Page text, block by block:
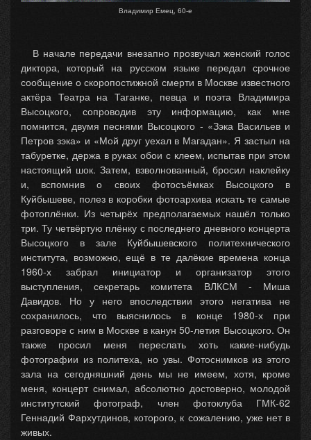
Владимир Емец, 60-е
В начале передачи внезапно прозвучал женский голос
диктора, который на русском языке передал срочное
сообщение о скоропостижной смерти в Москве известного
актёра Театра на Таганке, певца и поэта Владимира
Высоцкого, сопроводив эту информацию, как мне
помнится, двумя песнями Высоцкого - «Зэка Васильев и
Петров зэка» и «Мой друг уехал в Магадан». Я застыл на
табуретке, держа в руках обои с клеем, испытав при этом
настоящий шок. Затем, взволнованный, бросил наклейку
и, вспомнив о своих фотосъёмках Высоцкого в
Куйбышеве, полез в коробки фотоархива искать те самые
фотоплёнки. Из четырёх предполагаемых нашёл только
три. Ту четвёртую плёнку с последнего дневного концерта
Высоцкого в зале Куйбышевского политехнического
института, возможно, ещё в те далёкие времена конца
1960-х забрал инициатор и организатор этого
выступления, секретарь комитета ВЛКСМ - Миша
Давидов. Но у него впоследствии этого негатива не
сохранилось, что выяснилось в конце 1980-х при
разговоре с ним в Москве в канун 50-летия Высоцкого. Он
также просил меня переслать хоть какие-нибудь
фотографии из политеха, но увы. Фотоснимков из этого
зала на сегодняшний день мы не имеем, хотя, кроме
меня, концерт снимал, абсолютно достоверно, молодой
институтский фотограф, член фотоклуба ГМК-62
Геннадий Фархутдинов, которого, к сожалению, уже нет в
живых.